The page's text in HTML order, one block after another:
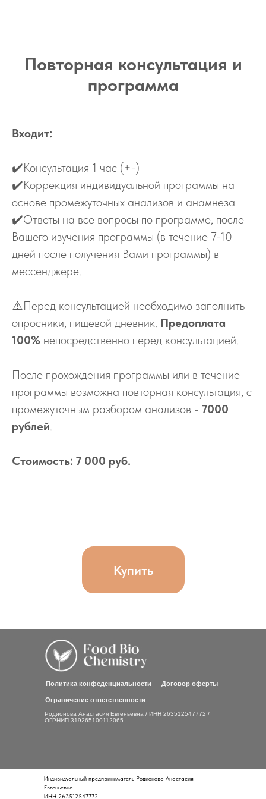
Повторная консультация и
программа
Входит:
✔️Консультация 1 час (+-)
✔️Коррекция индивидуальной программы на
основе промежуточных анализов и анамнеза
✔️Ответы на все вопросы по программе, после
Вашего изучения программы (в течение 7-10
дней после получения Вами программы) в
мессенджере.
⚠️Перед консультацией необходимо заполнить
опросники, пищевой дневник. Предоплата
100% непосредственно перед консультацией.
После прохождения программы или в течение
программы возможна повторная консультация, с
промежуточным разбором анализов - 7000
рублей.
Стоимость: 7 000 руб.
Купить
Политика конфеденциальности
Родионова Анастасия Евгеньевна / ИНН 263512547772 /
ОГРНИП 319265100112065
Ограничение ответственности
Договор оферты
Индивидуальный предприниматель Родионова Анастасия
Евгеньевна
ИНН 263512547772